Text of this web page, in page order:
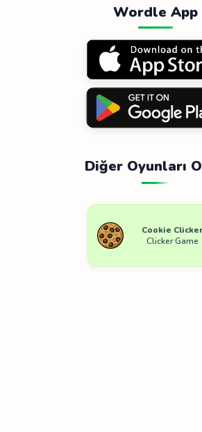
Wordle App
Diğer Oyunları
Cookie Clicker
Clicker Game